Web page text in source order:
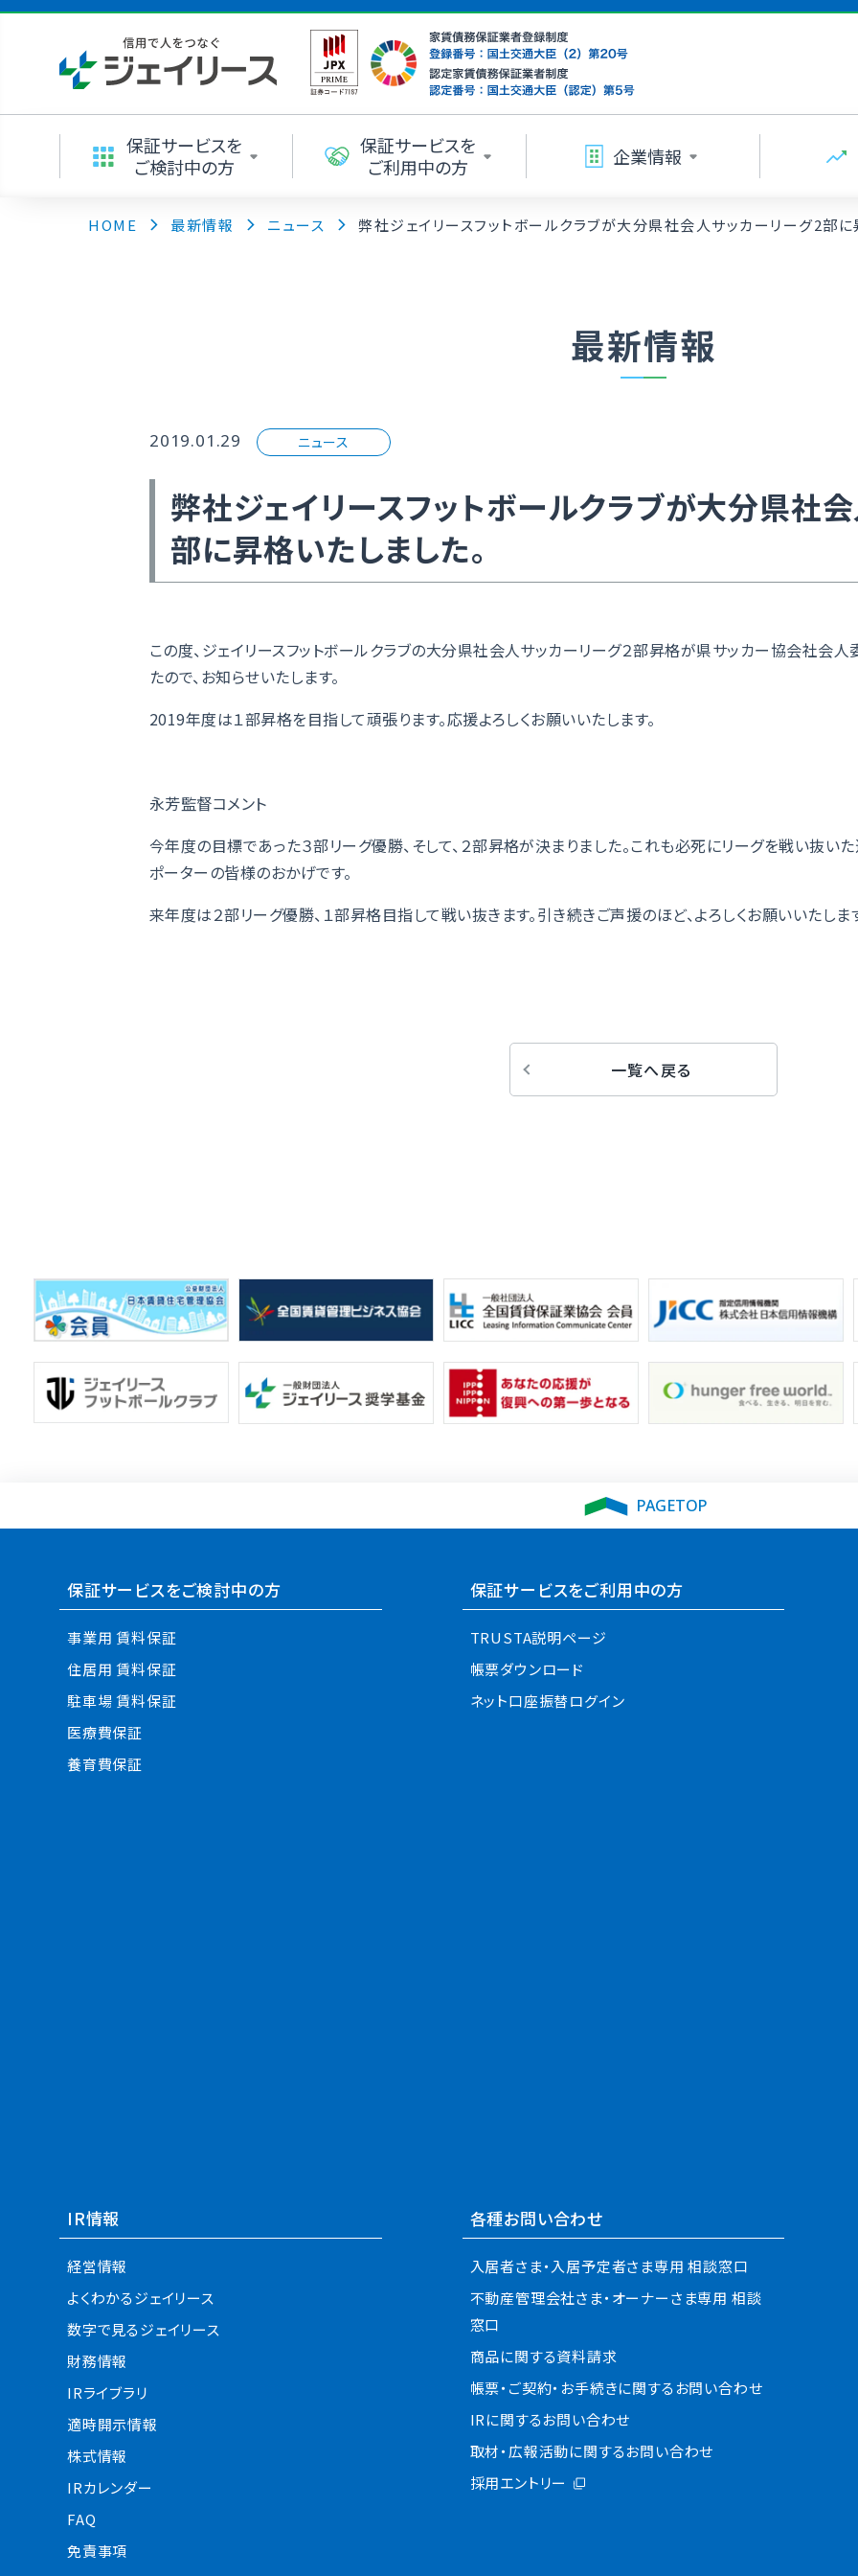
保証サービスを
ご検討中の方
保証サービスを
ご利用中の方
企業情報
HOME 最新情報 ニュース 弊社ジェイリースフットボールクラブが大分県社会人サッカーリーグ2部に
最新情報
2019.01.29 ニュース
弊社ジェイリースフットボールクラブが大分県社
部に昇格いたしました。
この度、ジェイリースフットボールクラブの大分県社会人サッカーリーグ２部昇格が県サッカー協会社会
たので、お知らせいたします。
2019年度は１部昇格を目指して頑張ります。応援よろしくお願いいたします。
永芳監督コメント
今年度の目標であった３部リーグ優勝、そして、２部昇格が決まりました。これも必死にリーグを戦い抜い
ポーターの皆様のおかげです。
来年度は２部リーグ優勝、１部昇格目指して戦い抜きます。引き続きご声援のほど、よろしくお願いいたしま
一覧へ戻る
PAGETOP
保証サービスをご検討中の方
事業用 賃料保証
住居用 賃料保証
駐車場 賃料保証
医療費保証
養育費保証
保証サービスをご利用中の方
TRUSTA説明ページ
帳票ダウンロード
ネット口座振替ログイン
IR情報
経営情報
よくわかるジェイリース
数字で見るジェイリース
財務情報
IRライブラリ
適時開示情報
株式情報
IRカレンダー
FAQ
免責事項
各種お問い合わせ
入居者さま・入居予定者さま専用 相談窓口
不動産管理会社さま・オーナーさま専用 相談
窓口
商品に関する資料請求
帳票・ご契約・お手続きに関するお問い合わせ
IRに関するお問い合わせ
取材・広報活動に関するお問い合わせ
採用エントリー